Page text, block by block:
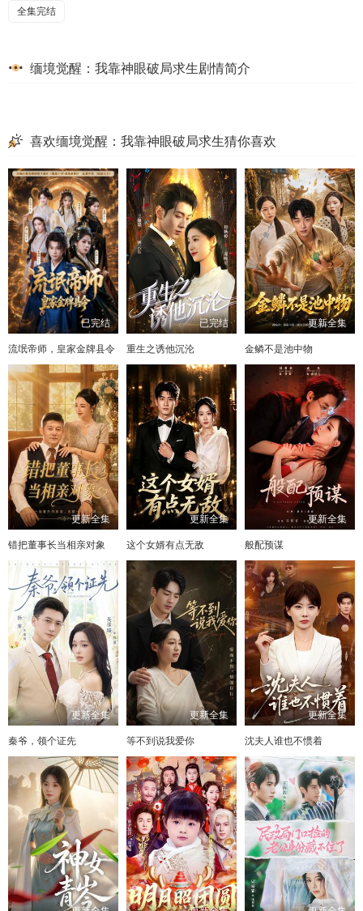
全集完结
缅境觉醒：我靠神眼破局求生剧情简介
喜欢缅境觉醒：我靠神眼破局求生猜你喜欢
已完结
流氓帝师，皇家金牌县令
已完结
重生之诱他沉沦
更新全集
金鳞不是池中物
更新全集
错把董事长当相亲对象
更新全集
这个女婿有点无敌
更新全集
般配预谋
更新全集
秦爷，领个证先
更新全集
等不到说我爱你
更新全集
沈夫人谁也不惯着